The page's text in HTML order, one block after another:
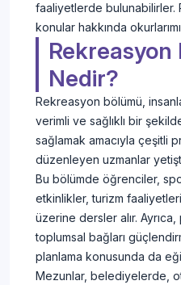
faaliyetlerde bulunabilirler.
konular hakkında
Rekreasyon
Nedir?
Rekreasyon bölümü,
verimli ve sağlıklı bir
sağlamak amacıyla çeşitli
düzenleyen uzmanlar
Bu bölümde öğrenciler,
etkinlikler, turizm
üzerine dersler alır.
toplumsal bağları
planlama konusunda da
Mezunlar, belediyelerde,